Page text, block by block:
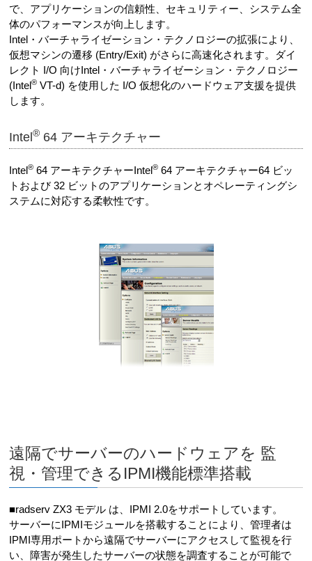
で、アプリケーションの信頼性、セキュリティー、システム全
体のパフォーマンスが向上します。
Intel・バーチャライゼーション・テクノロジーの拡張により、
仮想マシンの遷移 (Entry/Exit) がさらに高速化されます。ダイ
レクト I/O 向けIntel・バーチャライゼーション・テクノロジー
(Intel® VT-d) を使用した I/O 仮想化のハードウェア支援を提供
します。
Intel® 64 アーキテクチャー
Intel® 64 アーキテクチャーIntel® 64 アーキテクチャー64 ビッ
トおよび 32 ビットのアプリケーションとオペレーティングシ
ステムに対応する柔軟性です。
遠隔でサーバーのハードウェアを 監
視・管理できるIPMI機能標準搭載
■radserv ZX3 モデル は、IPMI 2.0をサポートしています。
サーバーにIPMIモジュールを搭載することにより、管理者は
IPMI専用ポートから遠隔でサーバーにアクセスして監視を行
い、障害が発生したサーバーの状態を調査することが可能で